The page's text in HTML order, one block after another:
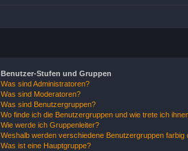
Benutzer-Stufen und Gruppen
Was sind Administratoren?
Was sind Moderatoren?
Was sind Benutzergruppen?
Wo finde ich die Benutzergruppen und wie trete ich
Wie werde ich Gruppenleiter?
Weshalb werden verschiedene Benutzergruppen farbig
Was ist eine Hauptgruppe?